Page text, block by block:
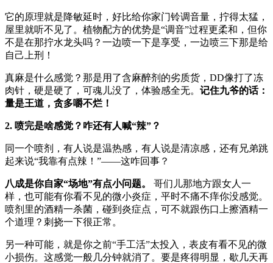
它的原理就是降敏延时，好比给你家门铃调音量，拧得太猛，
屋里就听不见了。植物配方的优势是“调音”过程更柔和，但你
不是在那拧水龙头吗？一边喷一下是享受，一边喷三下那是给
自己上刑！
真麻是什么感觉？那是用了含麻醉剂的劣质货，DD像打了冻
肉针，硬是硬了，可魂儿没了，体验感全无。 记住九爷的话：
量是王道，贪多嚼不烂！
2. 喷完是啥感觉？咋还有人喊“辣”？
同一个喷剂，有人说是温热感，有人说是清凉感，还有兄弟跳
起来说“我靠有点辣！”——这咋回事？
八成是你自家“场地”有点小问题。
哥们儿那地方跟女人一
样，也可能有你看不见的微小炎症，平时不痛不痒你没感觉。
喷剂里的酒精一杀菌，碰到炎症点，可不就跟伤口上擦酒精一
个道理？刺挠一下很正常。
另一种可能，就是你之前“手工活”太投入，表皮有看不见的微
小损伤。这感觉一般几分钟就消了。要是疼得明显，歇几天再